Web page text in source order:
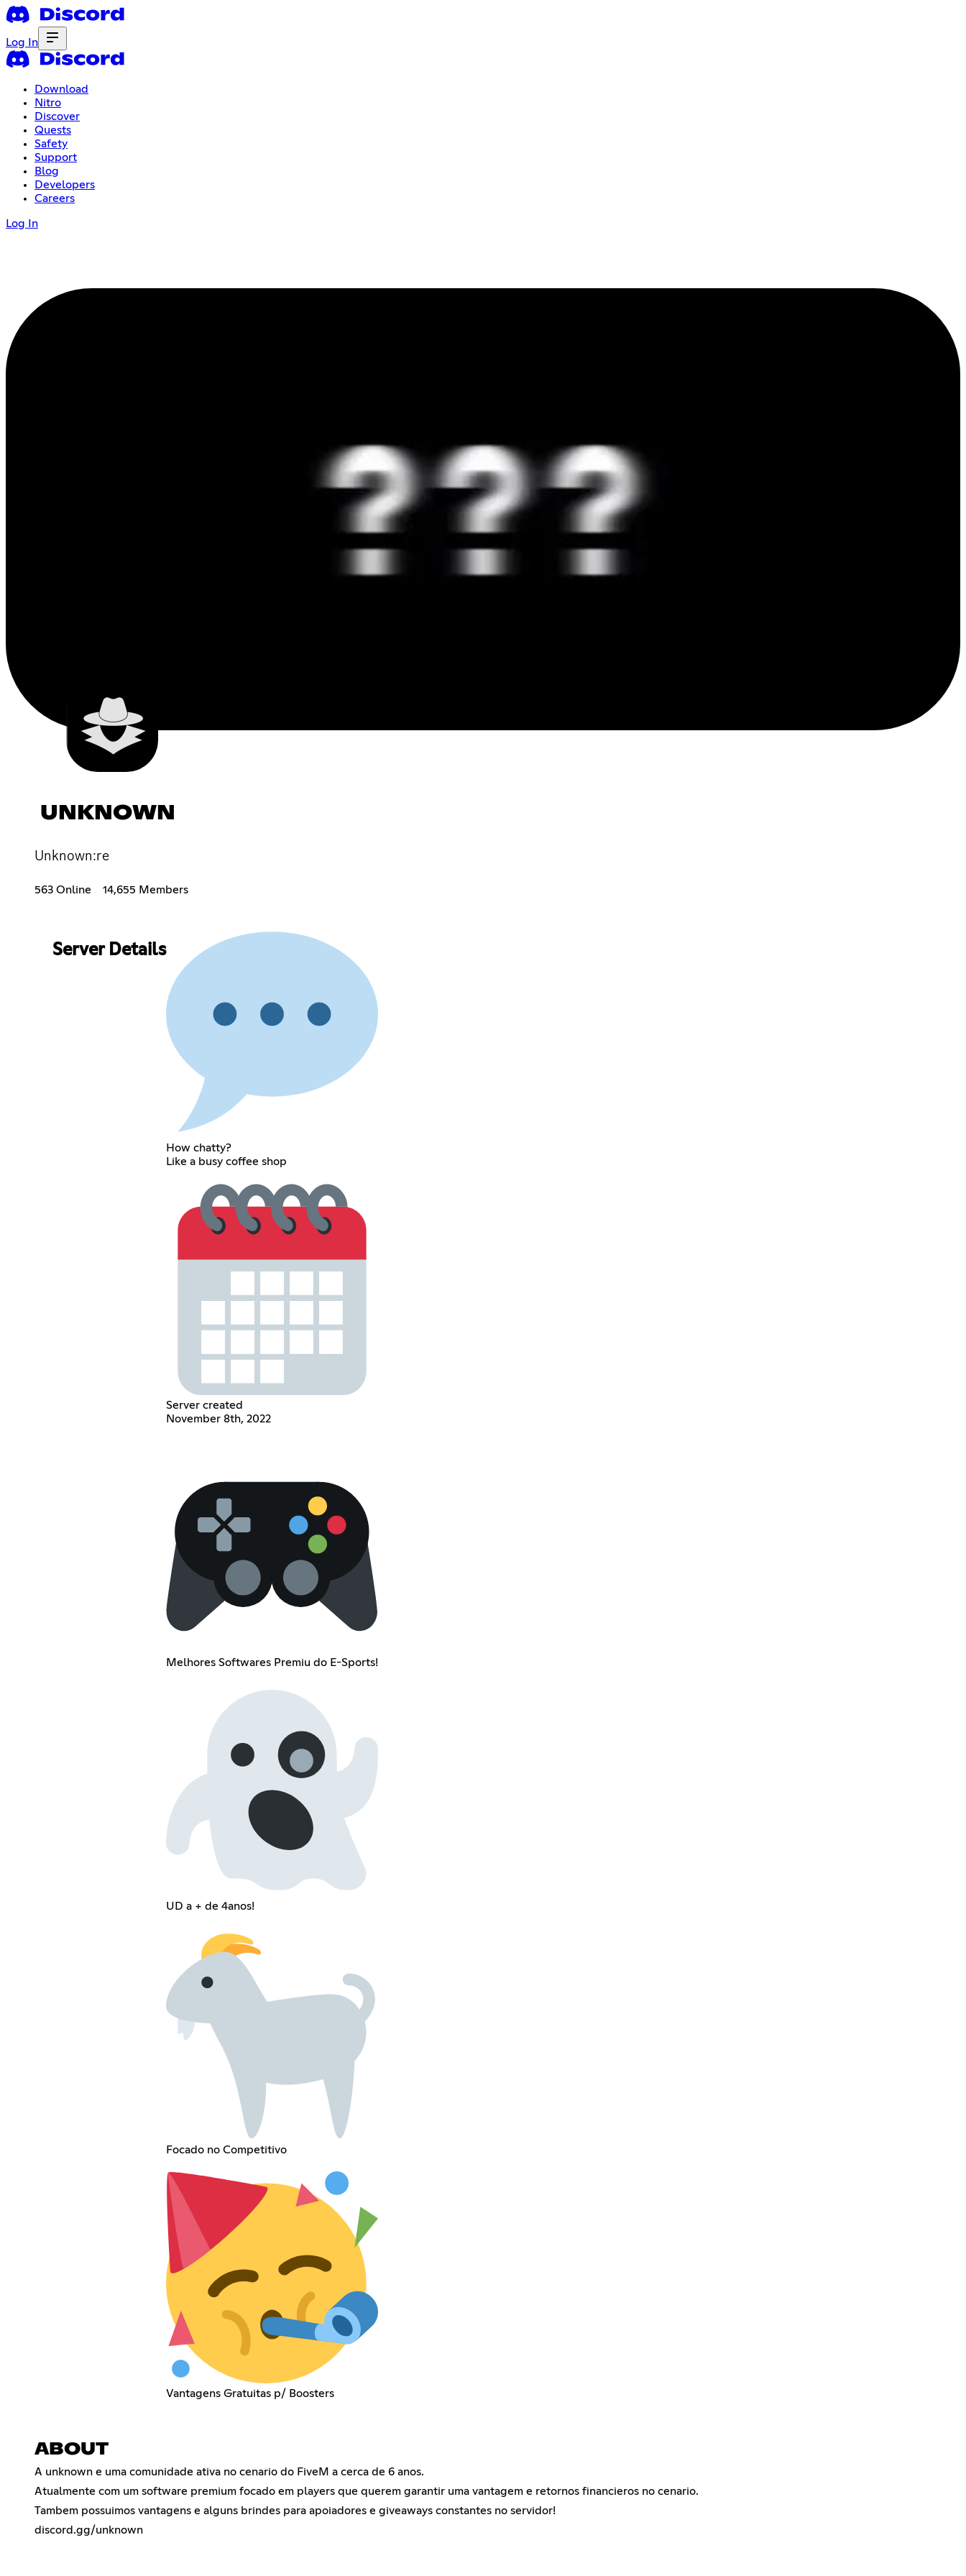
Log In
Download
Nitro
Discover
Quests
Safety
Support
Blog
Developers
Careers
Log In
UNKNOWN
Unknown:re
563 Online 14,655 Members
Server Details
How chatty?
Like a busy coffee shop
Server created
November 8th, 2022
Melhores Softwares Premiu do E-Sports!
UD a + de 4anos!
Focado no Competitivo
Vantagens Gratuitas p/ Boosters
ABOUT
A unknown e uma comunidade ativa no cenario do FiveM a cerca de 6 anos.
Atualmente com um software premium focado em players que querem garantir uma vantagem e retornos financieros no cenario.
Tambem possuimos vantagens e alguns brindes para apoiadores e giveaways constantes no servidor!
discord.gg/unknown